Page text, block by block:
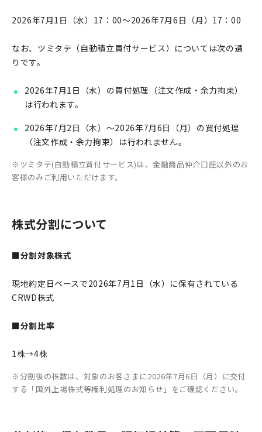
2026年7月1日（水）17：00～2026年7月6日（月）17：00
なお、ツミタテ（自動積立買付サービス）については次の通
りです。
2026年7月1日（水）の買付処理（注文作成・余力拘束）
は行われます。
2026年7月2日（木）～2026年7月6日（月）の買付処理
（注文作成・余力拘束）は行われません。
ツミタテ(自動積立買付サービス)は、金融商品仲介口座以外のお
客様のみご利用いただけます。
株式分割について
■分割対象株式
現地約定日ベースで2026年7月1日（水）に保有されている
CRWD株式
■分割比率
1株→4株
分割後の株数は、対象のお客さまに2026年7月6日（月）に交付
する「国外上場株式等権利処理のお知らせ」をご確認ください。